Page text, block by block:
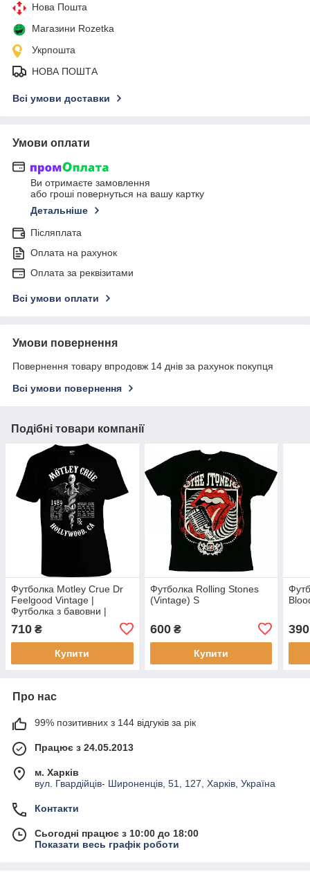
Нова Пошта
Магазини Rozetka
Укрпошта
НОВА ПОШТА
Всі умови доставки
Умови оплати
Ви отримаєте замовлення
або гроші повернуться на вашу картку
Детальніше
Післяплата
Оплата на рахунок
Оплата за реквізитами
Всі умови оплати
Умови повернення
Повернення товару впродовж 14 днів за рахунок покупця
Всі умови повернення
Подібні товари компанії
Футболка Motley Crue Dr
Feelgood Vintage |
Футболка з бавовни |
Футболка музична
710 ₴
Купити
Футболка Rolling Stones
(Vintage) S
600₴
Купити
390
Про нас
99% позитивних з 144 відгуків за рік
Працює з 24.05.2013
м. Харків
вул. Гвардійців- Широненців, 51, 127, Харків, Україна
Контакти
Сьогодні працює з 10:00 до 18:00
Показати весь графік роботи